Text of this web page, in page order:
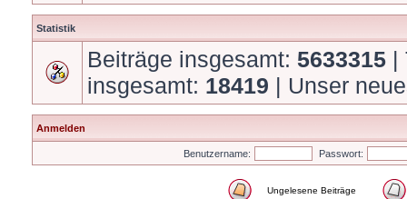
Statistik
Beiträge insgesamt: 5633315 |
insgesamt: 18419 | Unser
Anmelden
Benutzername: Passwort:
Ungelesene Beiträge